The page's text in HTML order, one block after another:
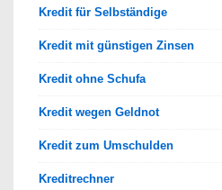
Kredit für Selbständige
Kredit mit günstigen Zinsen
Kredit ohne Schufa
Kredit wegen Geldnot
Kredit zum Umschulden
Kreditrechner